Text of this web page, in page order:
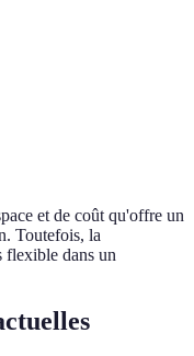
et de coût qu'offre un
Toutefois, la
flexible dans un